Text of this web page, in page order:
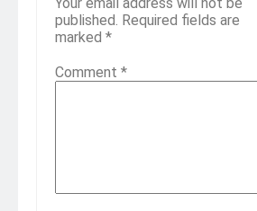
Your email address will not be
published. Required fields are
marked *
Comment *